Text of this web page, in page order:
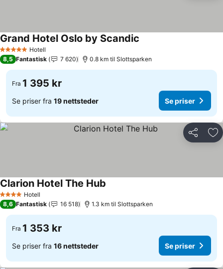
5 Stjerner Hotell
Grand Hotel Oslo by Scandic
8,5 Fantastisk 7 620 0.8 km til Slottsparken
Fra 1 395 kr
Se priser fra 19 nettsteder Se priser
Del
4 StjernerHotell
Clarion Hotel The Hub
8,6 Fantastisk 16 518 1.3 km til Slottsparken
Fra 1 353 kr
Se priser fra 16 nettsteder Se priser